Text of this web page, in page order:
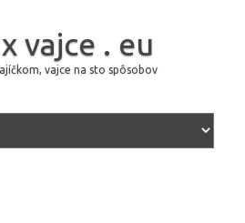
vajce . eu
vajce na sto spôsobov
Skip to content